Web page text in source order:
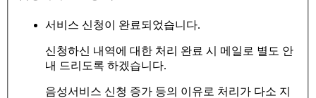
서비스 신청이 완료되었습니다.
신청하신 내역에 대한 처리 완료 시 메일로 별도 안
내 드리도록 하겠습니다.
음성서비스 신청 증가 등의 이유로 처리가 다소 지